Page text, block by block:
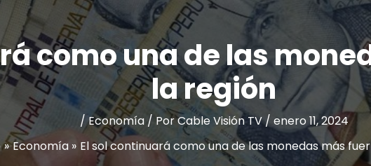
como una de las
la región
/Economía/ PorCable Visión TV/ enero 11, 2024
Economía El sol continuará como una de las monedas más